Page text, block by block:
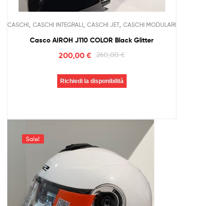
CASCHI CASCHI INTEGRALI CASCHI JET, CASCHI MODULARI
Casco AIROH J110 COLOR Black Glitter
260,00€
200,00€
Richiedi la disponibilità
Sale!